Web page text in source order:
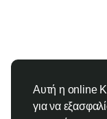
Αυτή η online
για να